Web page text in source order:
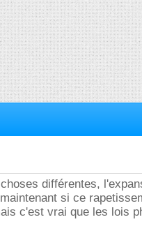
différentes,
si ce
c'est vrai que les lois